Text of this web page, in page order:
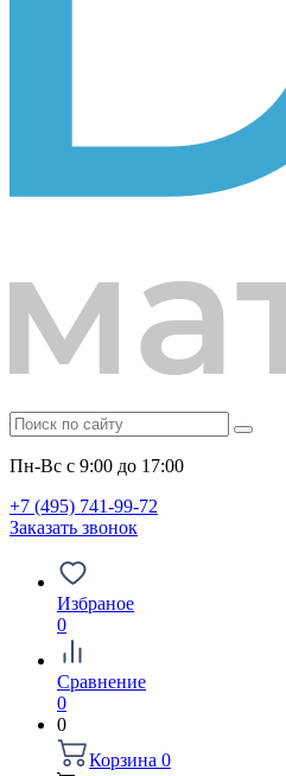
Пн-Вс с 9:00 до 17:00
+7 (495) 741-99-72
Заказать звонок
Избраное
0
Сравнение
0
0
Корзина 0